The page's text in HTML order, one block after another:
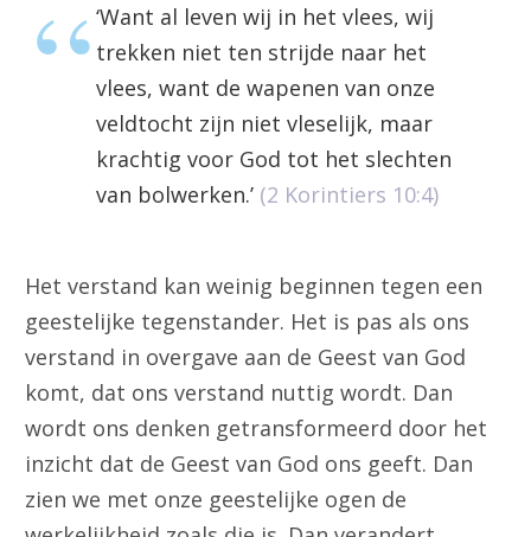
‘Want al leven wij in het vlees, wij
trekken niet ten strijde naar het
vlees, want de wapenen van onze
veldtocht zijn niet vleselijk, maar
krachtig voor God tot het slechten
van bolwerken.’ (2 Korintiers 10:4)
Het verstand kan weinig beginnen tegen een
geestelijke tegenstander. Het is pas als ons
verstand in overgave aan de Geest van God
komt, dat ons verstand nuttig wordt. Dan
wordt ons denken getransformeerd door het
inzicht dat de Geest van God ons geeft. Dan
zien we met onze geestelijke ogen de